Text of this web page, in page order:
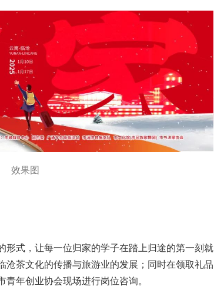
效果图
形式，让每一位归家的学子在踏上归途的第一刻就
茶文化的传播与旅游业的发展；同时在领取礼品
年创业协会现场进行岗位咨询。